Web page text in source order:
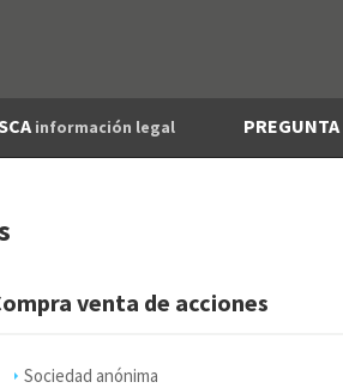
información legal PREGUNTA
venta de acciones
Sociedad anónima